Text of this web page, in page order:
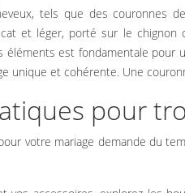
tels que des couronnes
et léger, porté sur le
éléments est fondamentale
unique et cohérente. Une
pour
votre mariage demande du